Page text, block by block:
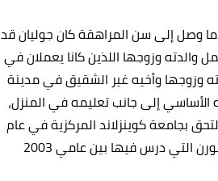
وصل إلى سن المراهقة كان جوليان قد
وزوجها اللذين كانا يعملان في
وزوجها وأخيه غير الشقيق في مدينة
إلى جانب تعليمه في المنزل،
بجامعة كوينزلاند المركزية في عام
1994 ودرس فيها البرمجة والرياضيات والفيزياء، ومن ثم بجامعة ملبورن التي درس فيها بين عامي 2003